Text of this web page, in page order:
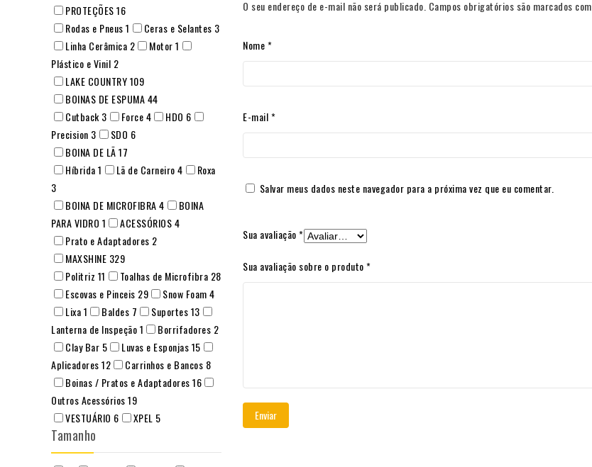
O seu endereço de e-mail não será publicado. Campos obrigatórios são marcados com
Nome*
E-mail*
Salvar meus dados neste navegador para a próxima vez que eu comentar.
Sua avaliação*
Sua avaliação sobre o produto*
PROTEÇÕES16
Rodas e Pneus1 Ceras e Selantes 3
Linha Cerâmica 2 Motor1
Plástico e Vinil 2
LAKE COUNTRY109
BOINAS DE ESPUMA44
Cutback 3 Force4 HDO 6
Precision 3 SDO 6
BOINA DE LÃ17
Híbrida1 Lã de Carneiro4
Roxa
3
BOINA DE MICROFIBRA4
BOINA
PARA VIDRO 1 ACESSÓRIOS4
Prato e Adaptadores 2
MAXSHINE 329
Politriz 11 Toalhas de Microfibra 28
Escovas e Pinceis 29 Snow Foam4
Lixa1 Baldes 7 Suportes13
Lanterna de Inspeção1 Borrifadores 2
Clay Bar 5 Luvas e Esponjas15
Aplicadores12 Carrinhos e Bancos 8
Boinas / Pratos e Adaptadores16
Outros Acessórios19
VESTUÁRIO 6 XPEL 5
Tamanho